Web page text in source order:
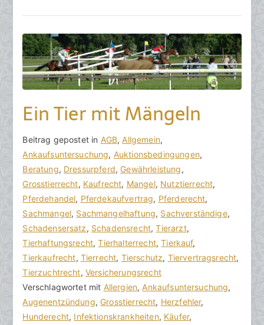
Ein Tier mit Mängeln
V
o
n
h
o
r
a
k
R
e
c
h
t
B
e
i
t
r
a
g
v
e
r
ö
f
f
Beitrag gepostet in AGB, Allgemein,
Ankaufsuntersuchung, Auktionsbedingungen,
Beratung, Dressurpferd, Gewährleistung,
Grosstierrecht, Kaufrecht, Mangel, Nutztierrecht,
Pferdehandel, Pferdekaufvertrag, Pferderecht,
Sachmangel, Sachmangelhaftung, Sachverständige,
Schadensersatz, Schadensrecht,Tierarzt,
Tierhaftungsrecht,Tierhalterrecht,Tierkauf,
Tierkaufrecht, Tierrecht, Tierschutz, Tiervertragsrecht,
Tierzuchtrecht, Versicherungsrecht
Verschlagwortet mit Allergien, Ankaufsuntersuchung,
Augenentzündung, Grosstierrecht, Herzfehler,
Hunderecht, Infektionskrankheiten, Käufer,
K
e
i
n
e
K
o
m
m
e
n
t
a